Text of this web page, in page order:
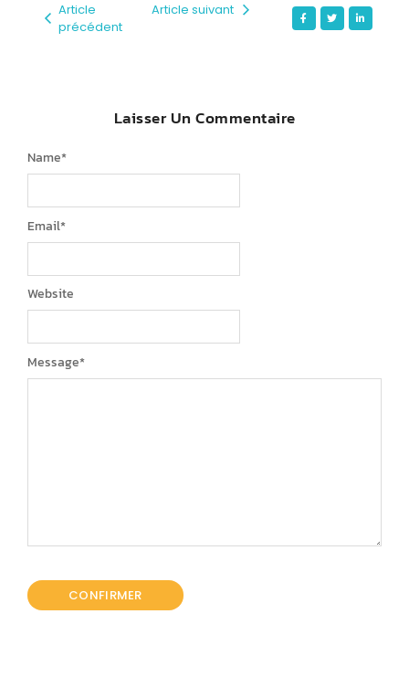
Article
précédent
Article suivant
Laisser Un Commentaire
Message*
Name*
Email*
Website